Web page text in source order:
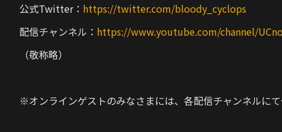
公式Twitter： https://twitter.com/bloody_cyclops
配信チャンネル： https://www.youtube.com/channel/
（敬称略）
※オンラインゲストのみなさまには、各配信チャンネルにて